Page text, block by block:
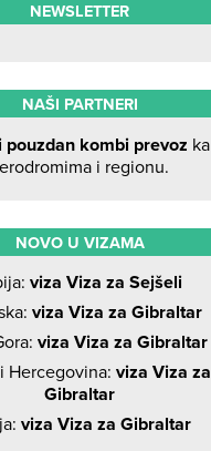
NEWSLETTER
NAŠI PARTNERI
pouzdan kombi prevoz ka
i regionu.
NOVO U VIZAMA
viza Viza za Sejšeli
viza Viza za Gibraltar
viza Viza za Gibraltar
Hercegovina: viza Viza za
Gibraltar
viza Viza za Gibraltar